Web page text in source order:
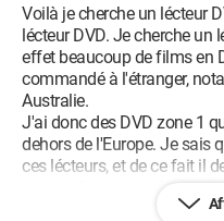
Voilà je cherche un lécteur
lécteur DVD. Je cherche un
effet beaucoup de films en
commandé à l'étranger,
Australie.
J'ai donc des DVD zone 1
dehors de l'Europe. Je sais
ces lécteurs, et de ce fait il
trouver. j'aimerais alors
en trouver un! je précise le